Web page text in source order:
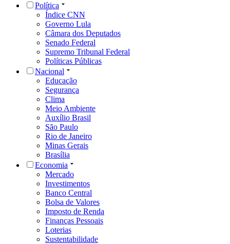
Política
Índice CNN
Governo Lula
Câmara dos Deputados
Senado Federal
Supremo Tribunal Federal
Políticas Públicas
Nacional
Educação
Segurança
Clima
Meio Ambiente
Auxílio Brasil
São Paulo
Rio de Janeiro
Minas Gerais
Brasília
Economia
Mercado
Investimentos
Banco Central
Bolsa de Valores
Imposto de Renda
Finanças Pessoais
Loterias
Sustentabilidade